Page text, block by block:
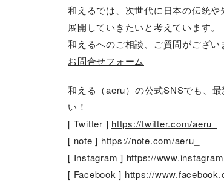
和えるでは、次世代に日本の伝統
展開していきたいと考えています。
和えるへのご相談、ご質問がござい
お問合せフォーム
和える（aeru）の公式SNSでも、
い！
[ Twitter ] https://twitter.com/aeru_
[ note ] https://note.com/aeru_
[ Instagram ] https://
[ Facebook ] https://